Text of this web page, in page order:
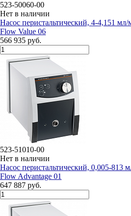
523-50060-00
Нет в наличии
Насос перистальтический, 4-4,151
Flow Value 06
566 935 руб.
523-51010-00
Нет в наличии
Насос перистальтический, 0,005-813
Flow Advantage 01
647 887 руб.